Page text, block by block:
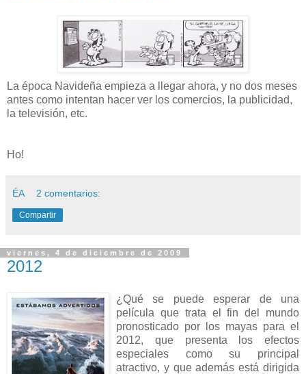
La época Navideña empieza a llegar ahora, y no dos meses
antes como intentan hacer ver los comercios, la publicidad,
la televisión, etc.
Ho!
ÉA 2 comentarios:
Compartir
viernes, 4 de diciembre de 2009
2012
¿Qué se puede esperar de una
película que trata el fin del mundo
pronosticado por los mayas para el
2012, que presenta los efectos
especiales como su principal
atractivo, y que además está dirigida